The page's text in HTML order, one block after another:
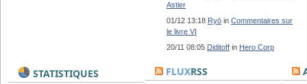
Astier
01/12 13:18 Ryō in Commentaires sur
le livre VI
20/11 08:05 Diditoff in Hero Corp
STATISTIQUES FLUXRSS